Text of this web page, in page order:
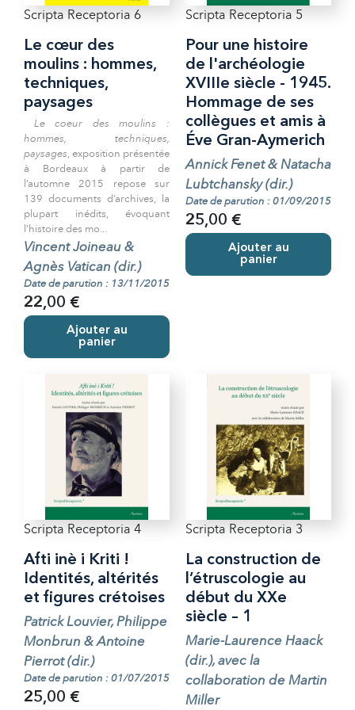
Scripta Receptoria 6
Le cœur des
moulins : hommes,
techniques,
paysages
Le coeur des moulins :
hommes, techniques,
paysages, exposition présentée
à Bordeaux à partir de
l’automne 2015 repose sur
139 documents d’archives, la
plupart inédits, évoquant
l’histoire des mo...
Vincent Joineau &
Agnès Vatican (dir.)
Date de parution : 13/11/2015
22,00 €
Ajouter au
panier
Scripta Receptoria 5
Pour une histoire
de l'archéologie
XVIIIe siècle - 1945.
Hommage de ses
collègues et amis à
Éve Gran-Aymerich
Annick Fenet & Natacha
Lubtchansky (dir.)
Date de parution : 01/09/2015
25,00 €
Ajouter au
panier
Scripta Receptoria 4
Afti inè i Kriti !
Identités, altérités
et figures crétoises
Patrick Louvier, Philippe
Monbrun & Antoine
Pierrot (dir.)
Date de parution : 01/07/2015
25,00 €
Scripta Receptoria 3
La construction de
l’étruscologie au
début du XXe
siècle – 1
Marie-Laurence Haack
(dir.), avec la
collaboration de Martin
Miller